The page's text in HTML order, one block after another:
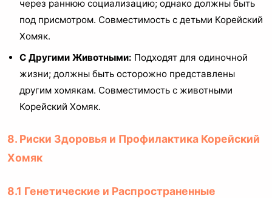
через раннюю социализацию; однако должны быть
под присмотром. Совместимость с детьми Корейский
Хомяк.
С Другими Животными: Подходят для одиночной
жизни; должны быть осторожно представлены
другим хомякам. Совместимость с животными
Корейский Хомяк.
8. Риски Здоровья и Профилактика Корейский
Хомяк
8.1 Генетические и Распространенные